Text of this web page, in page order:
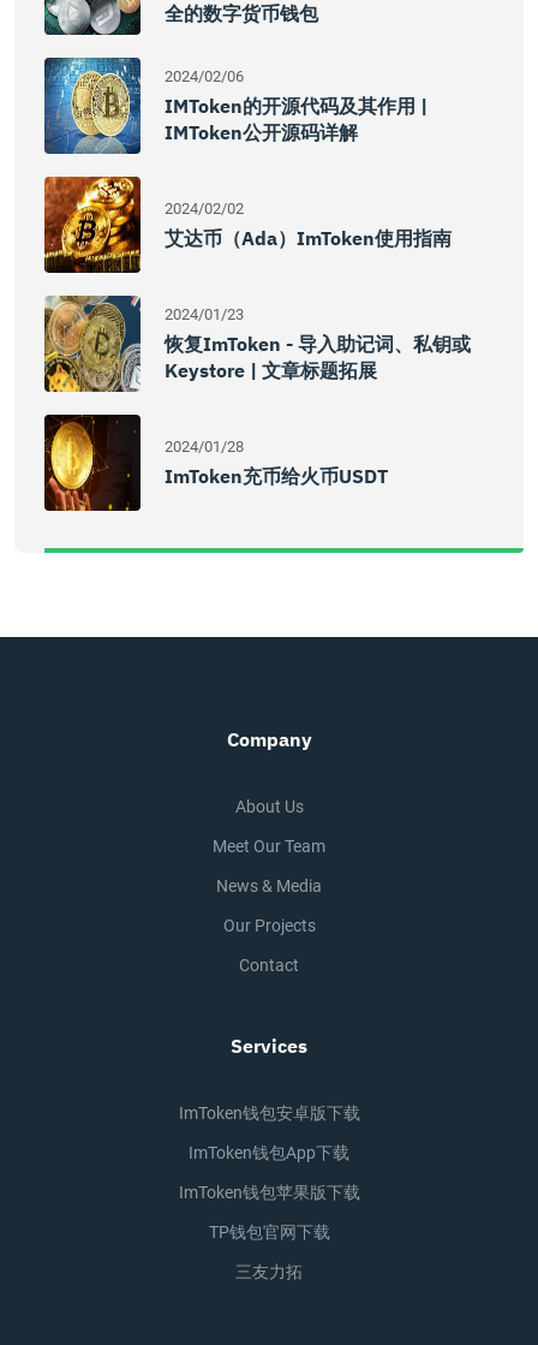
全的数字货币钱包
2024/02/06
IMToken的开源代码及其作用 |
IMToken公开源码详解
2024/02/02
艾达币（Ada）imToken使用指南
2024/01/23
恢复imToken - 导入助记词、私钥或
Keystore | 文章标题拓展
2024/01/28
ImToken充币给火币USDT
Company
About Us
Meet Our Team
News & Media
Our Projects
Contact
Services
ImToken钱包安卓版下载
ImToken钱包app下载
ImToken钱包苹果版下载
TP钱包官网下载
三友力拓